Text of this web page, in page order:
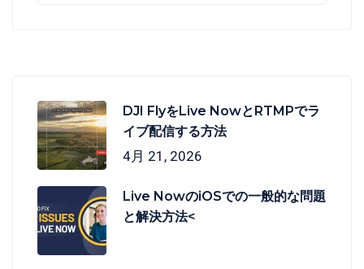
DJI FlyをLive NowとRTMPでラ
イブ配信する方法
4月 21, 2026
Live NowのiOSでの一般的な問題
と解決方法<